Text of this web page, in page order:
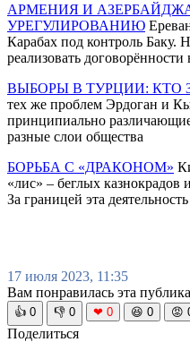
АРМЕНИЯ И
УРЕГУЛИРОВАНИЮ
Карабах под контроль Баку.
реализовать договорённости
ВЫБОРЫ В ТУРЦИИ: КТО
тех же проблем Эрдоган и
принципиально
разные слои общества
БОРЬБА С «ДРАКОНОМ»
«лис» – беглых казнокрадов
За границей эта
17 июля 2023, 11:35
Вам понравилась эта
👍 0 👎 0 ❤ 0 😆 0 😡
Поделиться